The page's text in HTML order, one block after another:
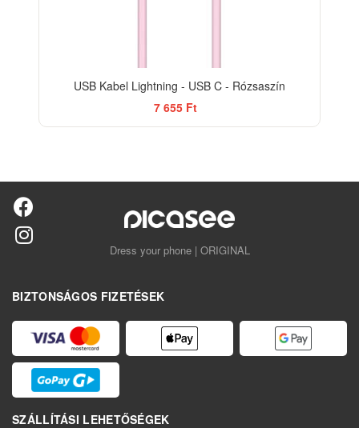
USB Kabel Lightning - USB C - Rózsaszín
7 655 Ft
Dress your phone | ORIGINAL
BIZTONSÁGOS FIZETÉSEK
SZÁLLÍTÁSI LEHETŐSÉGEK